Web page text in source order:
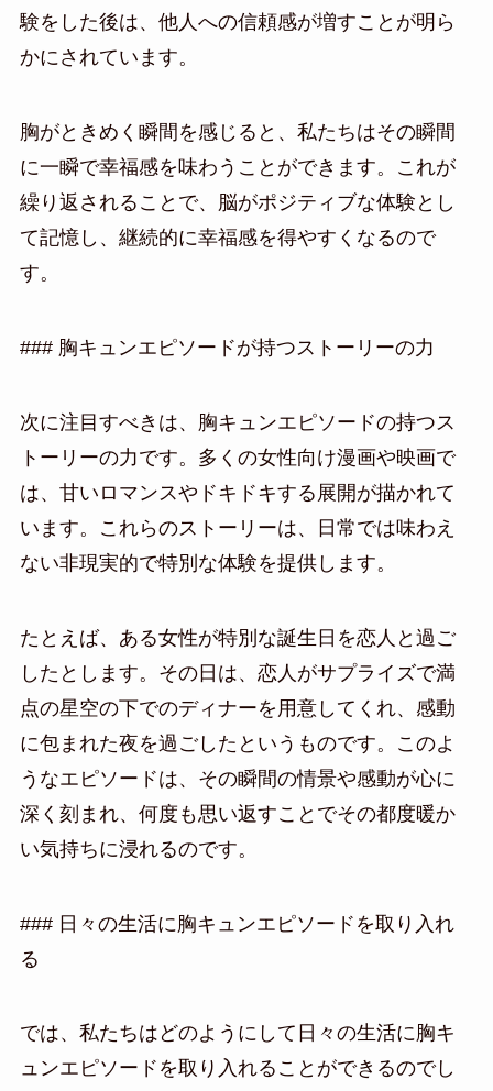
験をした後は、他人への信頼感が増すことが明ら
かにされています。
胸がときめく瞬間を感じると、私たちはその瞬間
に一瞬で幸福感を味わうことができます。これが
繰り返されることで、脳がポジティブな体験とし
て記憶し、継続的に幸福感を得やすくなるので
す。
### 胸キュンエピソードが持つストーリーの力
次に注目すべきは、胸キュンエピソードの持つス
トーリーの力です。多くの女性向け漫画や映画で
は、甘いロマンスやドキドキする展開が描かれて
います。これらのストーリーは、日常では味わえ
ない非現実的で特別な体験を提供します。
たとえば、ある女性が特別な誕生日を恋人と過ご
したとします。その日は、恋人がサプライズで満
点の星空の下でのディナーを用意してくれ、感動
に包まれた夜を過ごしたというものです。このよ
うなエピソードは、その瞬間の情景や感動が心に
深く刻まれ、何度も思い返すことでその都度暖か
い気持ちに浸れるのです。
### 日々の生活に胸キュンエピソードを取り入れ
る
では、私たちはどのようにして日々の生活に胸キ
ュンエピソードを取り入れることができるのでし